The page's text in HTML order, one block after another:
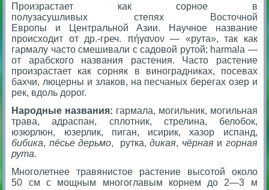
Произрастает как сорное в
полузасушливых степях Восточной
Европы и Центральной Азии. Научное название
происходит от др.-греч. πήγανον— «рута», так как
гармалу часто смешивали с садовой рутой; harmala —
от арабского названия растения. Часто растение
произрастает как сорняк в виноградниках, посевах
бахчи, люцерны и злаков, на песчаных берегах озер и
рек, вдоль дорог.
Народные названия: гармала, могильник, могильная
трава, адраспан, сплотник, стрелина, белобок,
юзюрлюн, юзерлик, пиган, исирик, хазор испанд,
бибика, пёсье дерьмо, рутка,дикая, чёрнаяи горная
рута.
Многолетнее травянистое растение высотой около
50 см с мощным многоглавым корнем до 2—3 м